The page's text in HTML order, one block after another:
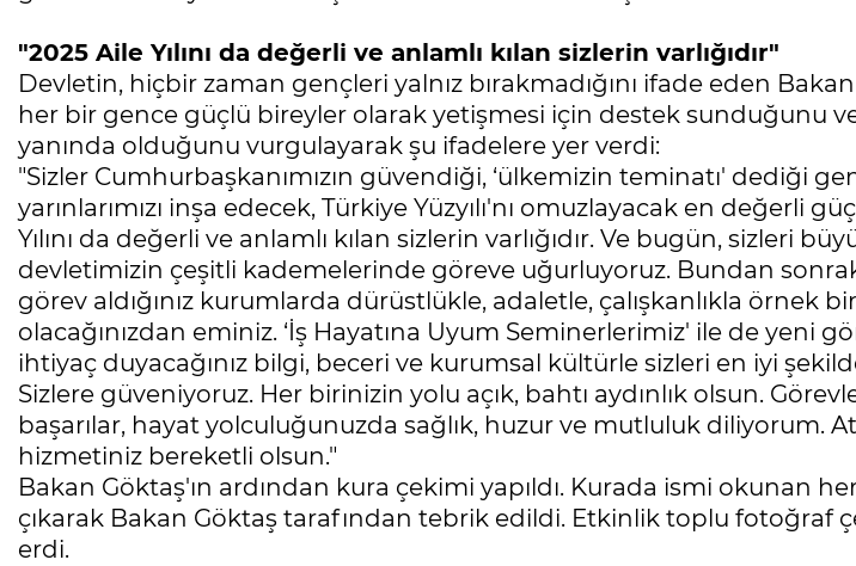
"2025 Aile Yılını da değerli ve anlamlı kılan sizlerin varlığıdır"
Devletin, hiçbir zaman gençleri yalnız bırakmadığını ifade eden
her bir gence güçlü bireyler olarak yetişmesi için destek sunduğunu
yanında olduğunu vurgulayarak şu ifadelere yer verdi:
"Sizler Cumhurbaşkanımızın güvendiği, ‘ülkemizin teminatı' dediği
yarınlarımızı inşa edecek, Türkiye Yüzyılı'nı omuzlayacak en değerli
Yılını da değerli ve anlamlı kılan sizlerin varlığıdır. Ve bugün, sizleri
devletimizin çeşitli kademelerinde göreve uğurluyoruz. Bundan
görev aldığınız kurumlarda dürüstlükle, adaletle, çalışkanlıkla örnek
olacağınızdan eminiz. ‘İş Hayatına Uyum Seminerlerimiz' ile de yeni
ihtiyaç duyacağınız bilgi, beceri ve kurumsal kültürle sizleri en iyi
Sizlere güveniyoruz. Her birinizin yolu açık, bahtı aydınlık olsun.
başarılar, hayat yolculuğunuzda sağlık, huzur ve mutluluk diliyorum.
hizmetiniz bereketli olsun."
Bakan Göktaş'ın ardından kura çekimi yapıldı. Kurada ismi okunan
çıkarak Bakan Göktaş tarafından tebrik edildi. Etkinlik toplu fotoğraf
erdi.